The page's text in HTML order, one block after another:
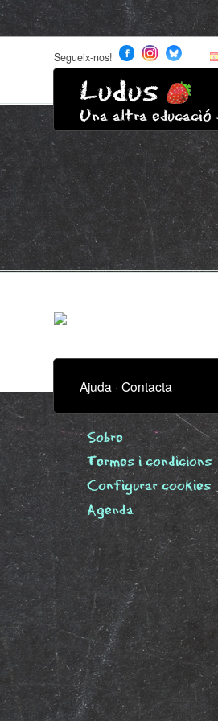
Segueix-nos!
Ludus
Una altra educació
Ajuda · Contacta
Sobre
Termes i condicions
Configurar cookies
Agenda